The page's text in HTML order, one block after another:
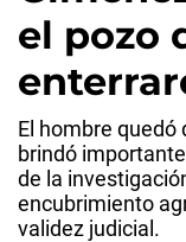
el pozo
El hombre quedó
brindó
de la
encubrimiento
validez judicial.